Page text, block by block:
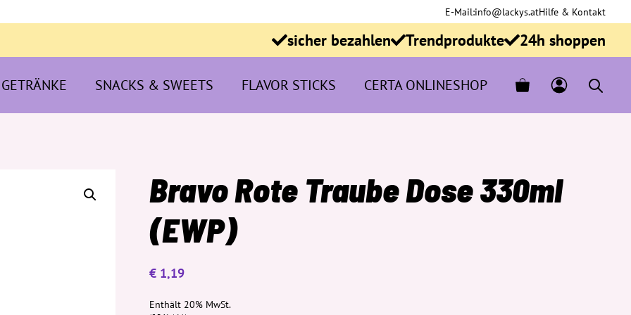
E-Mail:info@lackys.atHilfe & Kontakt
sicher bezahlen Trendprodukte 24h shoppen
GETRÄNKE SNACKS & SWEETS FLAVOR STICKS CERTA ONLINESHOP
Bravo Rote Traube Dose 330ml
(EWP)
€ 1,19
Enthält 20% MwSt.